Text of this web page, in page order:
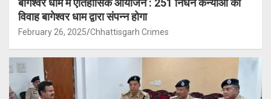
बागेश्वर धाम में ऐतिहासिक आयोजन : 251 निर्धन कन्याओं का
विवाह बागेश्वर धाम द्वारा संपन्न होगा
February 26, 2025 Chhattisgarh Crimes